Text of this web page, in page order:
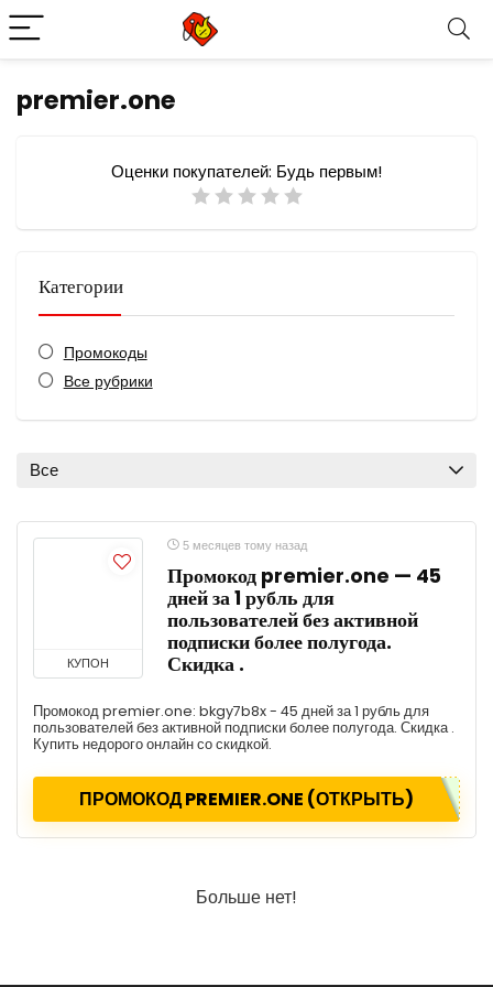
premier.one
Оценки покупателей: Будь первым!
Категории
Промокоды
Все рубрики
Все
КУПОН
5 месяцев тому назад
Промокод premier.one — 45
дней за 1 рубль для
пользователей без активной
подписки более полугода.
Скидка .
Промокод premier.one: bkgy7b8x - 45 дней за 1 рубль для
пользователей без активной подписки более полугода. Скидка .
Купить недорого онлайн со скидкой.
ПРОМОКОД PREMIER.ONE (ОТКРЫТЬ)
Больше нет!